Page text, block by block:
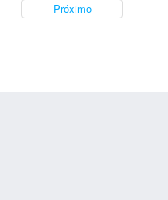
Próximo